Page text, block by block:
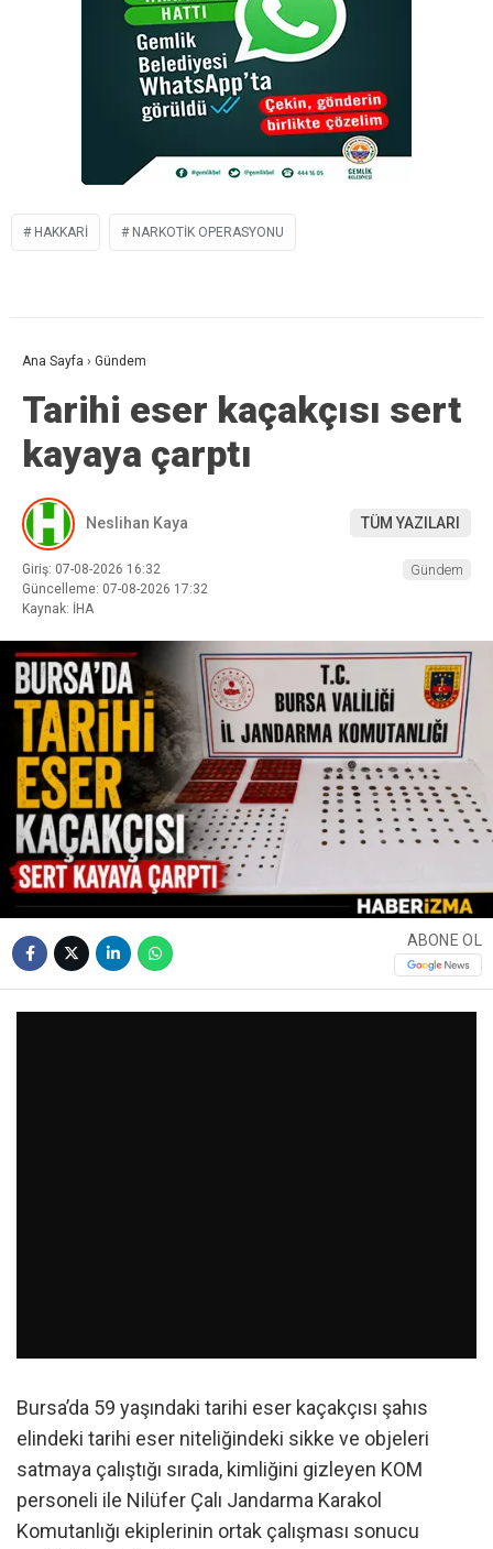
HAKKARI NARKOTIK OPERASYONU
Ana Sayfa › Gündem
Tarihi eser kaçakçısı sert
kayaya çarptı
Neslihan Kaya TÜM YAZILARI
Giriş: 07-08-2026 16:32
Güncelleme: 07-08-2026 17:32
Kaynak: İHA
Gündem
ABONE OL
Bursa’da 59 yaşındaki tarihi eser kaçakçısı şahıs
elindeki tarihi eser niteliğindeki sikke ve objeleri
satmaya çalıştığı sırada, kimliğini gizleyen KOM
personeli ile Nilüfer Çalı Jandarma Karakol
Komutanlığı ekiplerinin ortak çalışması sonucu